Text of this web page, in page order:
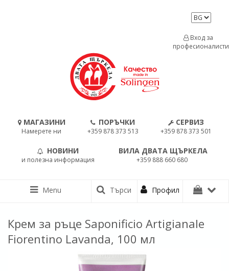
МАГАЗИНИ
Намерете ни
ПОРЪЧКИ
+359 878 373 513
СЕРВИЗ
+359 878 373 501
НОВИНИ
и полезна информация
ВИЛА ДВАТА ЩЪРКЕЛА
+359 888 660 680
Вход за
професионалисти
Menu Търси Профил
Крем за ръце Saponificio Artigianale
Fiorentino Lavanda, 100 мл